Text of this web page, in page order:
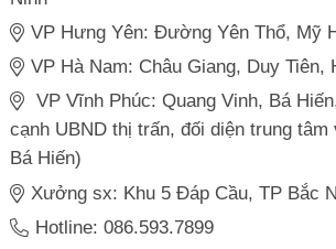
VP Hưng Yên: Đường Yên Thổ, Mỹ
VP Hà Nam: Châu Giang, Duy Tiên,
VP Vĩnh Phúc: Quang Vinh, Bá
cạnh UBND thị trấn, đối diện trung tâm
Bá Hiến)
Xưởng sx: Khu 5 Đáp Cầu, TP Bắc
Hotline: 086.593.7899